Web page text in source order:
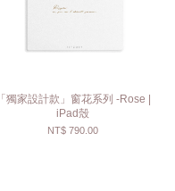
「獨家設計款」窗花系列 -Rose |
iPad殼
NT$ 790.00